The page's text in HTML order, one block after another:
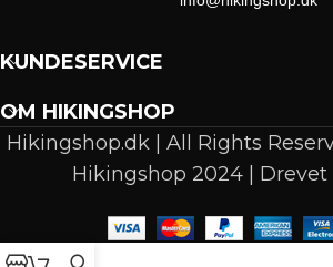
KUNDESERVICE
OM HIKINGSHOP
Hikingshop.dk | All Rights
Hikingshop 2024 | Drevet